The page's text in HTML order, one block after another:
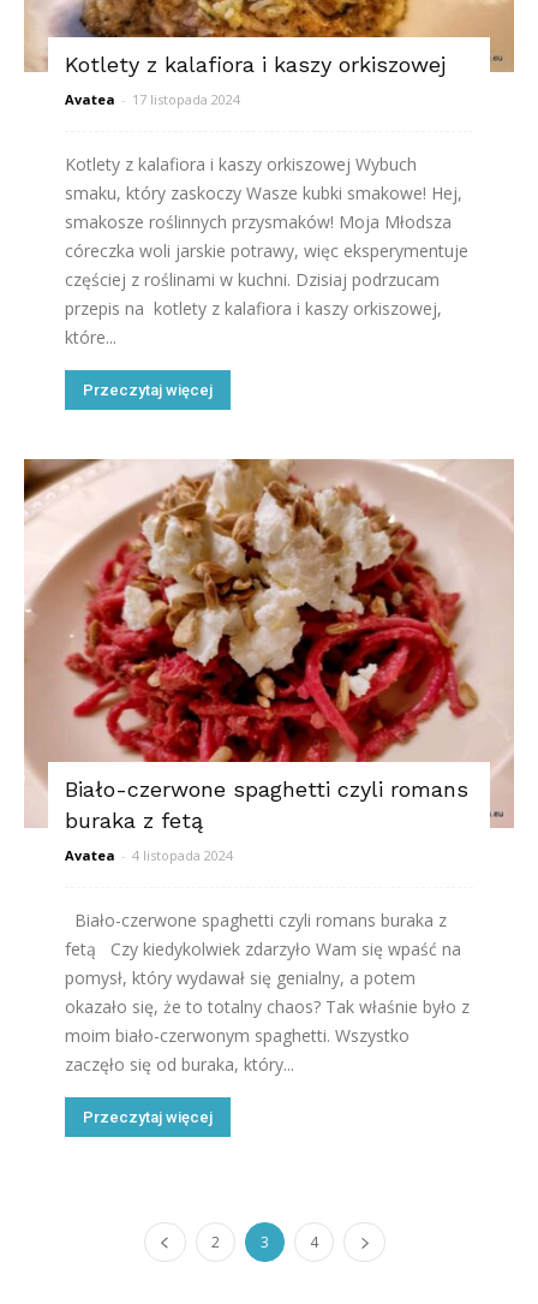
Kotlety z kalafiora i kaszy orkiszowej
Avatea - 17 listopada 2024
Kotlety z kalafiora i kaszy orkiszowej Wybuch
smaku, który zaskoczy Wasze kubki smakowe! Hej,
smakosze roślinnych przysmaków! Moja Młodsza
córeczka woli jarskie potrawy, więc eksperymentuje
częściej z roślinami w kuchni. Dzisiaj podrzucam
przepis na kotlety z kalafiora i kaszy orkiszowej,
które...
Przeczytaj więcej
Biało-czerwone spaghetti czyli romans
buraka z fetą
Avatea - 4 listopada 2024
Biało-czerwone spaghetti czyli romans buraka z
fetą Czy kiedykolwiek zdarzyło Wam się wpaść na
pomysł, który wydawał się genialny, a potem
okazało się, że to totalny chaos? Tak właśnie było z
moim biało-czerwonym spaghetti. Wszystko
zaczęło się od buraka, który...
Przeczytaj więcej
2 3 4